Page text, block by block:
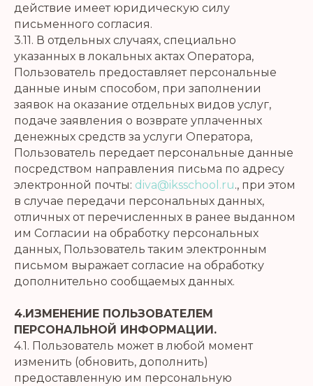
действие имеет юридическую силу
письменного согласия.
3.11. В отдельных случаях, специально
указанных в локальных актах Оператора,
Пользователь предоставляет персональные
данные иным способом, при заполнении
заявок на оказание отдельных видов услуг,
подаче заявления о возврате уплаченных
денежных средств за услуги Оператора,
Пользователь передает персональные данные
посредством направления письма по адресу
электронной почты: diva@iksschool.ru., при этом
в случае передачи персональных данных,
отличных от перечисленных в ранее выданном
им Согласии на обработку персональных
данных, Пользователь таким электронным
письмом выражает согласие на обработку
дополнительно сообщаемых данных.
4.ИЗМЕНЕНИЕ ПОЛЬЗОВАТЕЛЕМ
ПЕРСОНАЛЬНОЙ ИНФОРМАЦИИ.
4.1. Пользователь может в любой момент
изменить (обновить, дополнить)
предоставленную им персональную